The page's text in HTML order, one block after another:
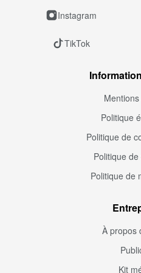
Instagram
TikTok
Politique
Politique de
Politique
Politique de
À propos
Kit